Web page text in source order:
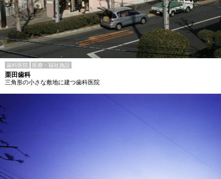
歯科医院 医療・福祉施設
栗田歯科
三角形の小さな敷地に建つ歯科医院